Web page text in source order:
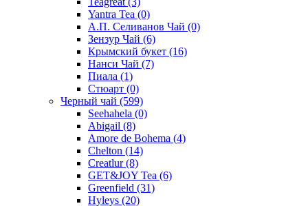
Yantra Tea (0)
А.П. Селиванов Чай (0)
Зензур Чай (6)
Крымский букет (16)
Нанси Чай (7)
Пиала (1)
Стюарт (0)
Черный чай (599)
Seehahela (0)
Abigail (8)
Amore de Bohema (4)
Chelton (14)
Creatlur(8)
GET&JOY Tea (6)
Greenfield (31)
Hyleys (20)